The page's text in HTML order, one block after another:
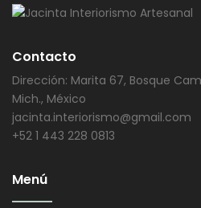
Contacto
Dirección: Marita 67, Bosque
Mich., México
jacinta.interiorismo@gmail.com
+52 1 443 228 0813
Menú